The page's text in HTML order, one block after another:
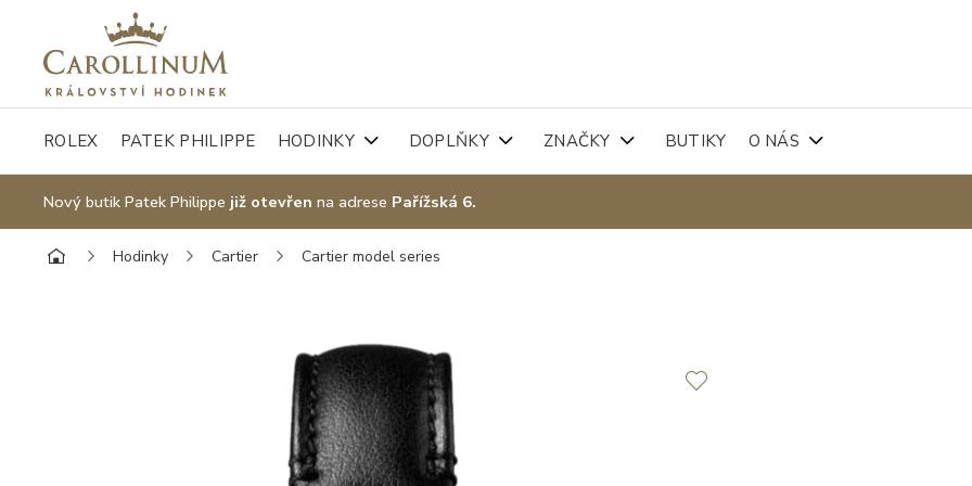
ROLEX PATEK PHILIPPE HODINKY DOPLŇKY ZNAČKY BUTIKY O NÁS
Nový butik Patek Philippe již otevřen na adrese Pařížská 6.
Hodinky Cartier Cartier model series